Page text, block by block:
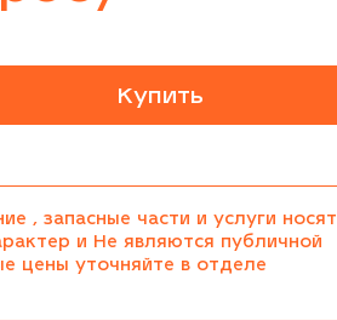
Купить
, запасные части и услуги носят
и Не являются публичной
цены уточняйте в отделе